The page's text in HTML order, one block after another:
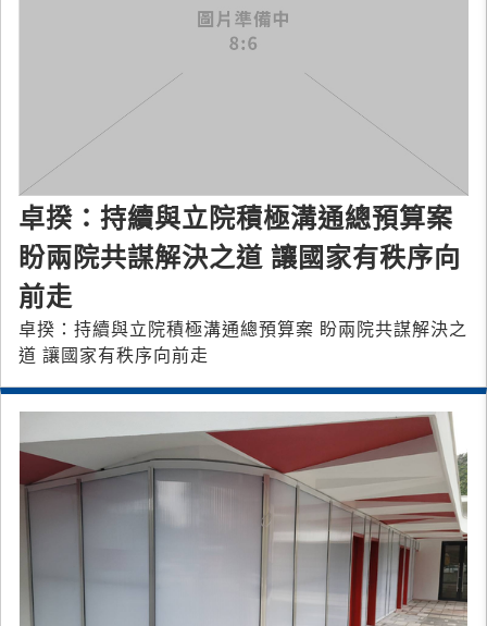
卓揆：持續與立院積極溝通總預算案
盼兩院共謀解決之道 讓國家有秩序向
前走
卓揆：持續與立院積極溝通總預算案 盼兩院共謀解決之
道 讓國家有秩序向前走